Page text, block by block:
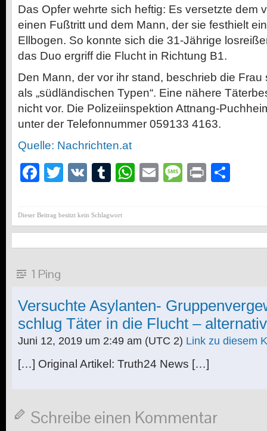
Das Opfer wehrte sich heftig: Es versetzte dem
einen Fußtritt und dem Mann, der sie festhielt
Ellbogen. So konnte sich die 31-Jährige
das Duo ergriff die Flucht in Richtung B1.
Den Mann, der vor ihr stand, beschrieb die Frau
als „südländischen Typen“. Eine nähere
nicht vor. Die Polizeiinspektion Attnang-
unter der Telefonnummer 059133 4163.
Quelle: Nachrichten.at
Facebook
Twitter
VK Tumblr
WhatsApp
EmailMessage
Print
Dieser Beitrag besitzt kein Schlagwort
1 Ping
Versuchte Asylanten-
schlug Täter in die Flucht –
Juni 12, 2019 um 2:49 am (UTC 2) Link zu diesem
[…] Original Artikel: Truth24 News […]
Schreibe einen Kommentar